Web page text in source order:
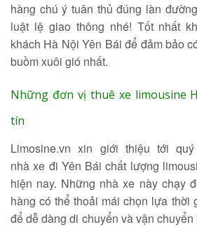
hàng chú ý tuân thủ đúng làn
luật lệ giao thông nhé! Tốt nhất
khách Hà Nội Yên Bái để đảm bảo
buồm xuôi gió nhất.
Những đơn vị thuê xe limousine
tín
Limosine.vn xin giới thiệu tới
nhà xe đi Yên Bái chất lượng
hiện nay. Những nhà xe này chạy
hàng có thể thoải mái chọn lựa thời
để dễ dàng di chuyển và vận